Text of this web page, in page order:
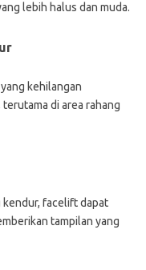
lebih halus dan muda.
kehilangan
di area rahang
kendur, facelift dapat
tampilan yang